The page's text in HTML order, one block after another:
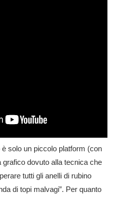
è solo un piccolo platform (con
dovuto alla tecnica che
tutti gli anelli di rubino
di topi malvagi”. Per quanto